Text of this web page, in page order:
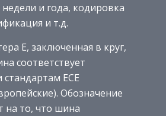
и года, кодировка
и т.д.
E, заключенная в круг,
соответствует
ECE
Обозначение
на то, что шина